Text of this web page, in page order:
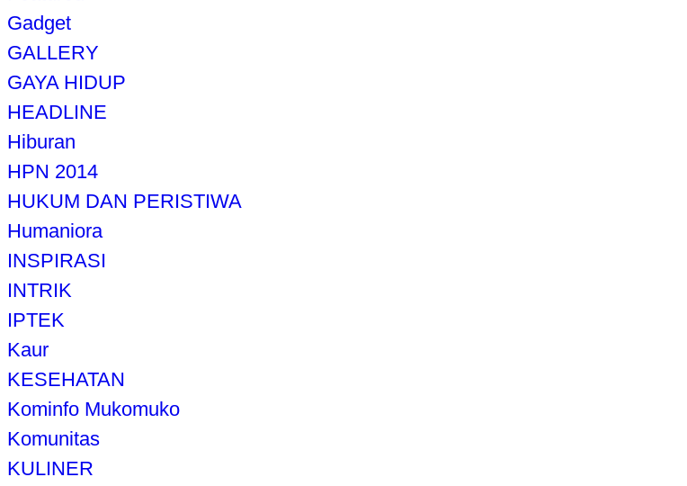
Gadget
GALLERY
GAYA HIDUP
HEADLINE
Hiburan
HPN 2014
HUKUM DAN PERISTIWA
Humaniora
INSPIRASI
INTRIK
IPTEK
Kaur
KESEHATAN
Kominfo Mukomuko
Komunitas
KULINER